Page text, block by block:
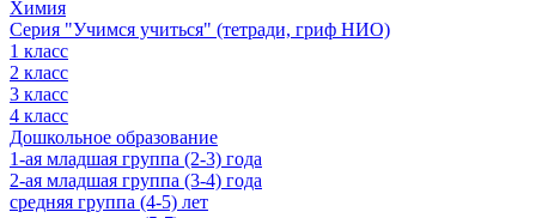
Химия
Серия "Учимся учиться" (тетради, гриф НИО)
1 класс
2 класс
3 класс
4 класс
Дошкольное образование
1-ая младшая группа (2-3) года
2-ая младшая группа (3-4) года
средняя группа (4-5) лет